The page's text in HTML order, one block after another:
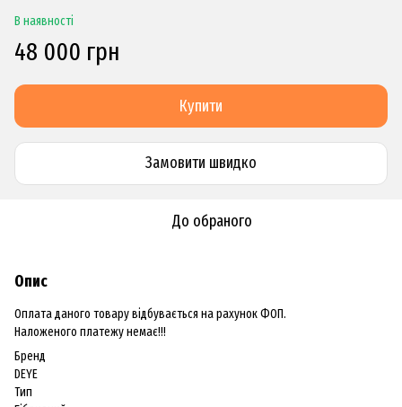
В наявності
48 000 грн
Купити
Замовити швидко
До обраного
Опис
Оплата даного товару відбувається на рахунок ФОП.
Наложеного платежу немає!!!
Бренд
DEYE
Тип